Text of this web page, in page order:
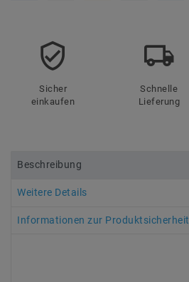
Sicher
einkaufen
Schnelle
Lieferung
Beschreibung
Weitere Details
Informationen zur Produktsicherheit